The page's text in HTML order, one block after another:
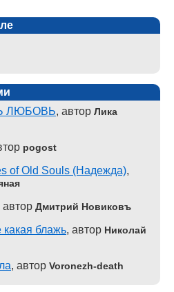
ЛЮБОВЬ, автор Лика
pogost
of Old Souls (Надежда),
автор Дмитрий Новиковъ
блажь, автор Николай
, автор Voronezh-death